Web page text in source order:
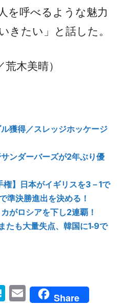
を呼べるような魅力
きたい」と話した。
荒木美晴）
獲得／スレッジホッケージ
ンダーバーズが2年ぶり優
権】日本がイギリスを3－1で
準決勝進出を決める！
がロシアを下し2連覇！
たも大量失点、韓国に1‐9で
Hatena
EmailShare